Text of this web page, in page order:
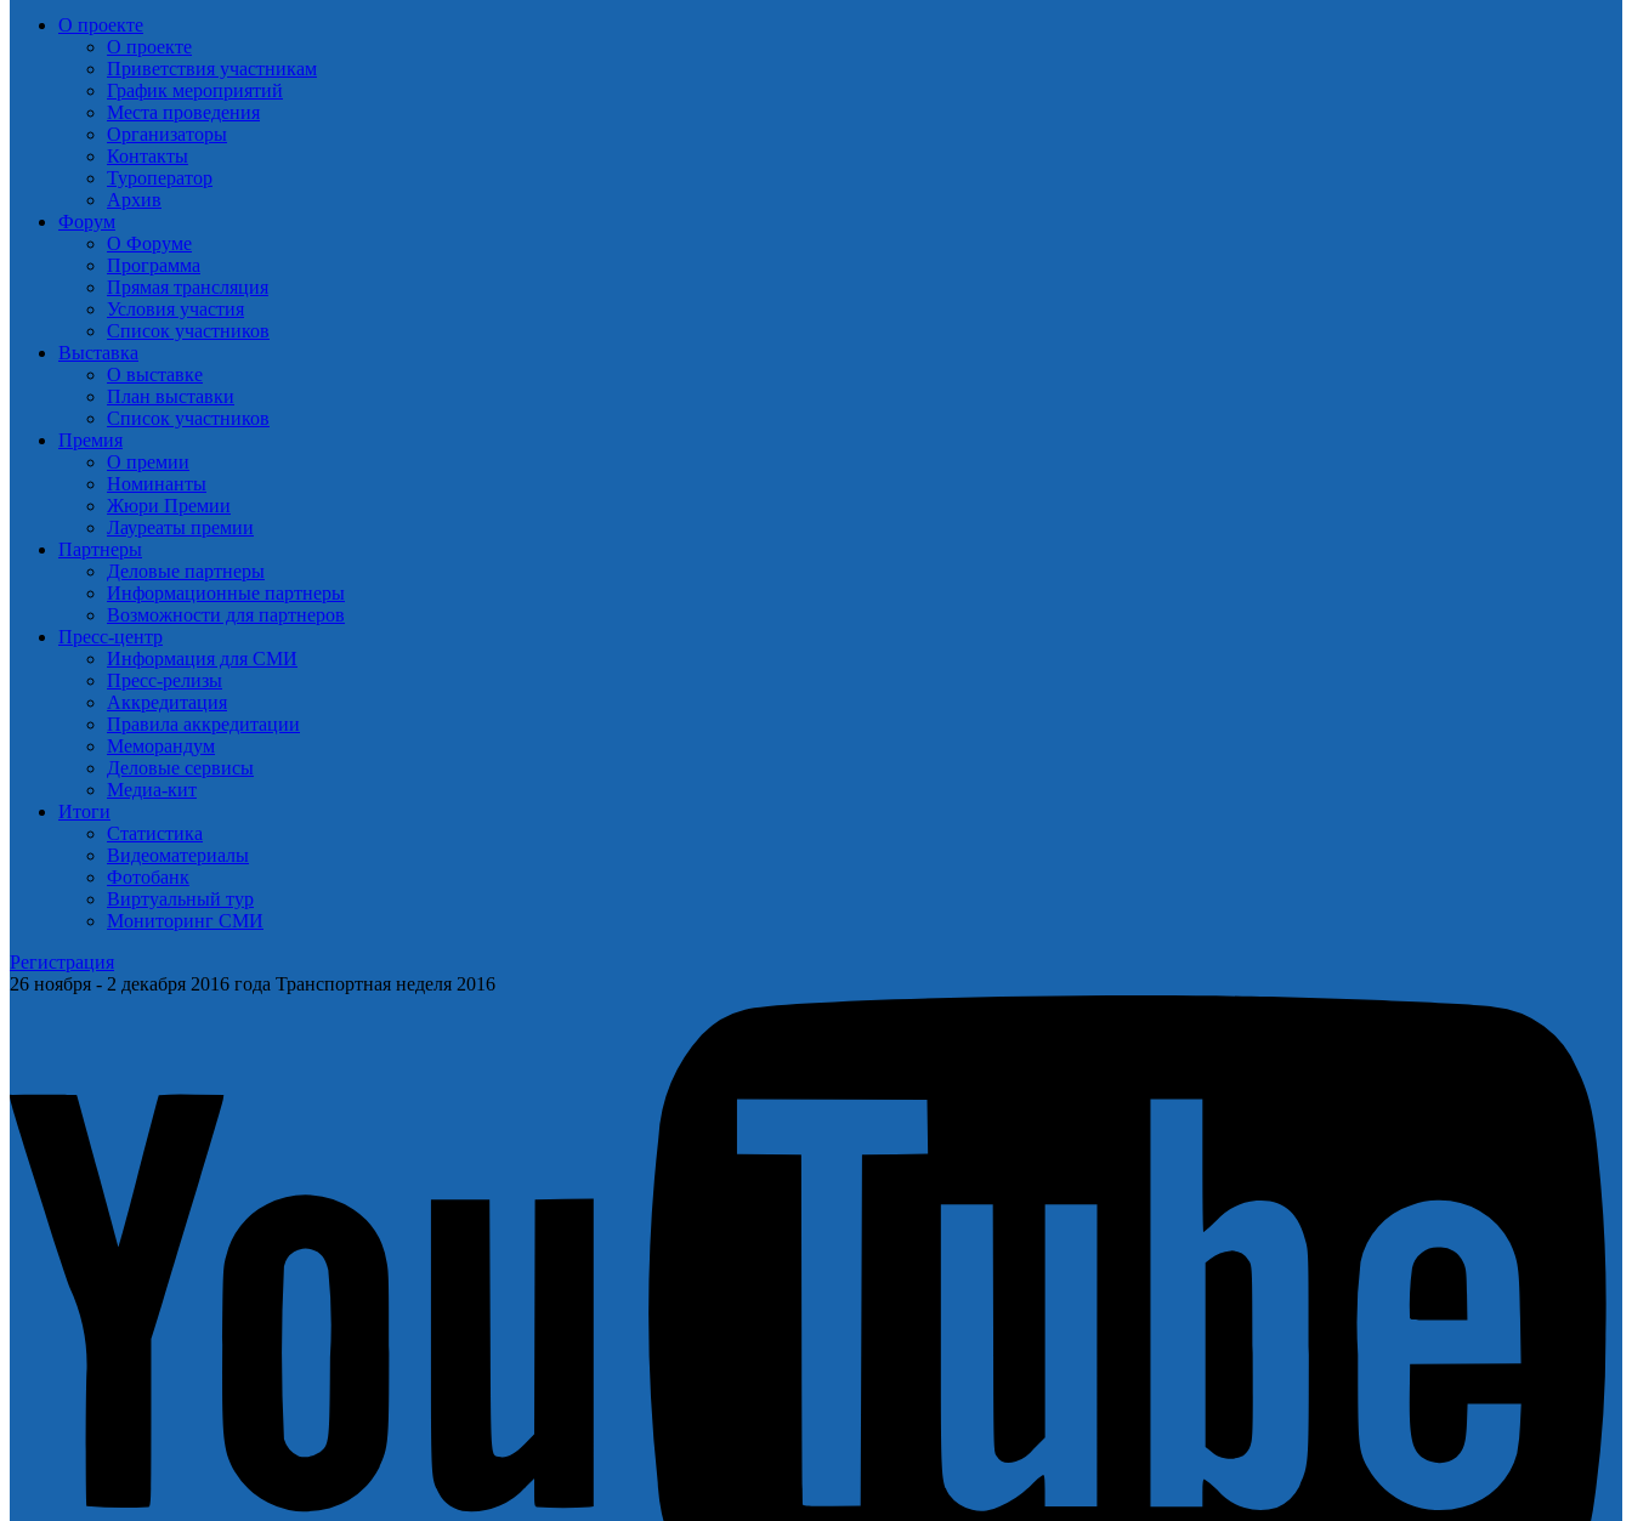
О проекте
О проекте
Приветствия участникам
График мероприятий
Места проведения
Организаторы
Контакты
Туроператор
Архив
Форум
О Форуме
Программа
Прямая трансляция
Условия участия
Список участников
Выставка
О выставке
План выставки
Список участников
Премия
О премии
Номинанты
Жюри Премии
Лауреаты премии
Партнеры
Деловые партнеры
Информационные партнеры
Возможности для партнеров
Пресс-центр
Информация для СМИ
Пресс-релизы
Аккредитация
Правила аккредитации
Меморандум
Деловые сервисы
Медиа-кит
Итоги
Статистика
Видеоматериалы
Фотобанк
Виртуальный тур
Мониторинг СМИ
Регистрация
26 ноября - 2 декабря 2016 года Транспортная неделя 2016